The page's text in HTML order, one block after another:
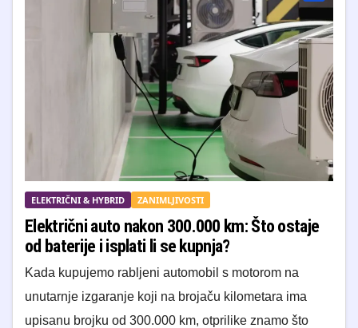
ELEKTRIČNI & HYBRID ZANIMLJIVOSTI
Električni auto nakon 300.000 km: Što ostaje
od baterije i isplati li se kupnja?
Kada kupujemo rabljeni automobil s motorom na
unutarnje izgaranje koji na brojaču kilometara ima
upisanu brojku od 300.000 km, otprilike znamo što